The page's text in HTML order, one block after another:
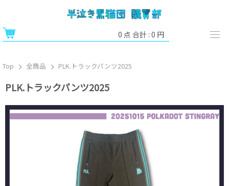
0 点 合計 : 0 円
Top 全商品 PLK.トラックパンツ2025
PLK.トラックパンツ2025